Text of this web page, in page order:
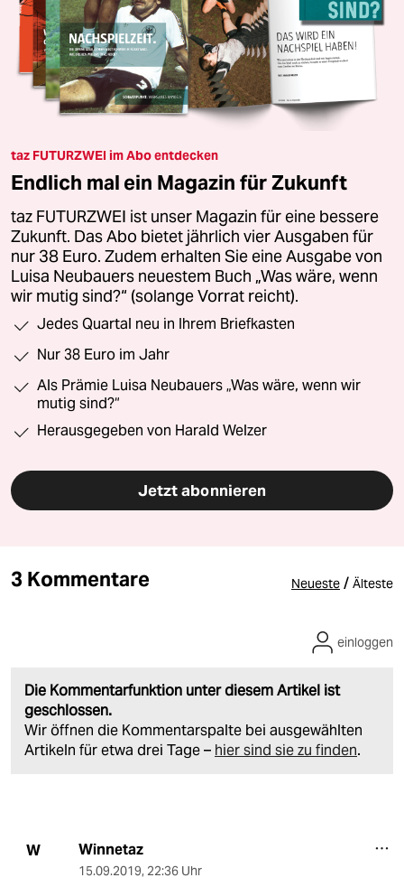
taz FUTURZWEI im Abo entdecken
Endlich mal ein Magazin für Zukunft
taz FUTURZWEI ist unser Magazin für eine bessere
Zukunft. Das Abo bietet jährlich vier Ausgaben für
nur 38 Euro. Zudem erhalten Sie eine Ausgabe von
Luisa Neubauers neuestem Buch „Was wäre, wenn
wir mutig sind?“ (solange Vorrat reicht).
Jedes Quartal neu in Ihrem Briefkasten
Nur 38 Euro im Jahr
Als Prämie Luisa Neubauers „Was wäre, wenn wir
mutig sind?“
Herausgegeben von Harald Welzer
Jetzt abonnieren
3 Kommentare Neueste / Älteste
Die Kommentarfunktion unter diesem Artikel ist
geschlossen.
Wir öffnen die Kommentarspalte bei ausgewählten
Artikeln für etwa drei Tage – hier sind sie zu finden.
einloggen
W Winnetaz
15.09.2019, 22:36 Uhr